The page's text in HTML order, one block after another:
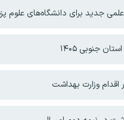
جنوبی ۱۴۰۵
اقدام وزارت بهداشت